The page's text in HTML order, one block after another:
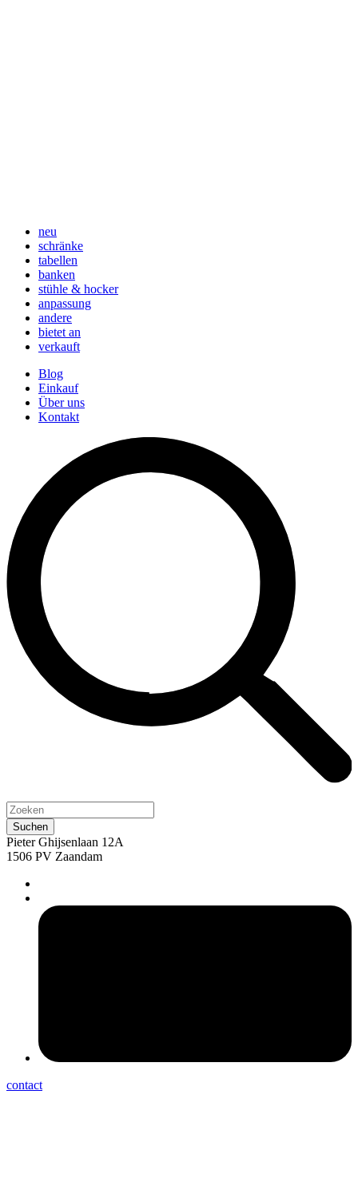
neu
schränke
tabellen
banken
stühle & hocker
anpassung
andere
bietet an
verkauft
Blog
Einkauf
Über uns
Kontakt
Pieter Ghijsenlaan 12A
1506 PV Zaandam
contact